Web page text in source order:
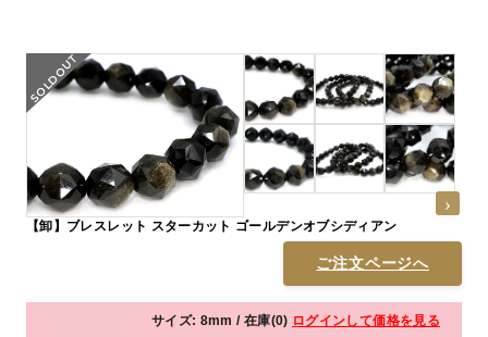
【卸】ブレスレット スターカット ゴールデンオブシディアン
ご注文ページへ
サイズ: 8mm / 在庫(0) ログインして価格を見る